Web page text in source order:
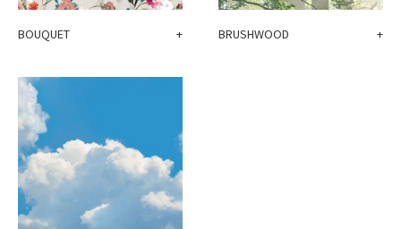
BOUQUET + BRUSHWOOD +